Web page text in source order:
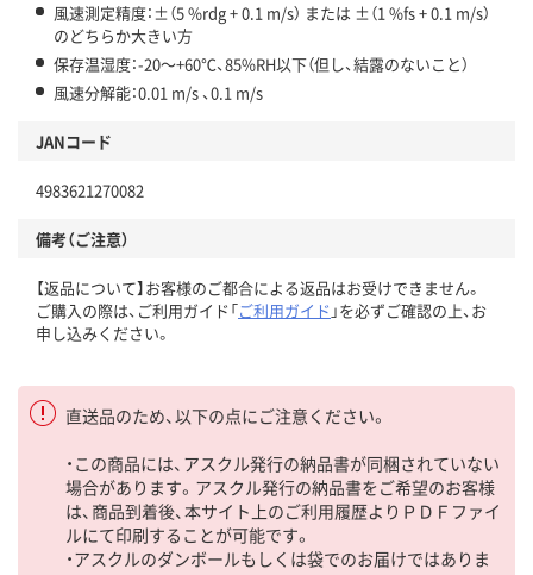
風速測定精度：±（5 %rdg + 0.1 m/s） または ±（1 %fs + 0.1 m/s）
のどちらか大きい方
保存温湿度：-20～+60℃、85%RH以下（但し、結露のないこと）
風速分解能：0.01 m/s 、0.1 m/s
JANコード
4983621270082
備考（ご注意）
【返品について】お客様のご都合による返品はお受けできません。
ご購入の際は、ご利用ガイド「ご利用ガイド 」を必ずご確認の上、お
申し込みください。
直送品のため、以下の点にご注意ください。
・この商品には、アスクル発行の納品書が同梱されていない
場合があります。アスクル発行の納品書をご希望のお客様
は、商品到着後、本サイト上のご利用履歴よりＰＤＦファイ
ルにて印刷することが可能です。
・アスクルのダンボールもしくは袋でのお届けではありま